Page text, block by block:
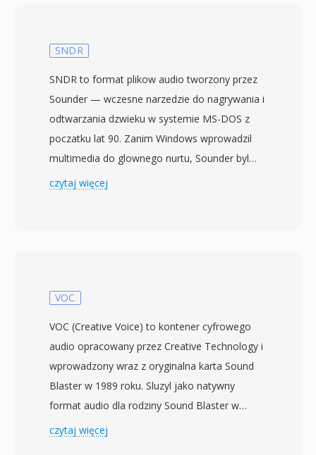
SNDR
SNDR to format plikow audio tworzony przez
Sounder — wczesne narzedzie do nagrywania i
odtwarzania dzwieku w systemie MS-DOS z
poczatku lat 90. Zanim Windows wprowadzil
multimedia do glownego nurtu, Sounder byl
jednym z nielicznych programow DOS
probki PCM bez znaku i bez jakiegokolwiek
domyslnych aplikacji do okreslenia parametrow
odtwarzania. Czestotliwosci probkowania byly
zwykle niskie (4000 do 11025 Hz),
odzwierciedlajac ograniczenia sprzetowe i
koszty przechowywania, gdy dysk twardy 20
MB byl uznawany za pojemny. Praktyczna
czytaj więcej
VOC
VOC (Creative Voice) to kontener cyfrowego
audio opracowany przez Creative Technology i
wprowadzony wraz z oryginalna karta Sound
Blaster w 1989 roku. Sluzyl jako natywny
format audio dla rodziny Sound Blaster w
epoce DOS, kiedy sprzet Creative dominowal w
czytaj więcej